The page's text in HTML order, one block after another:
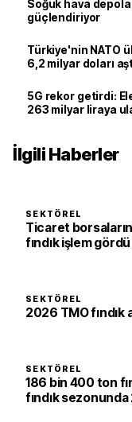
Soğuk hava
güçlendiriyor
Türkiye'nin NATO
6,2 milyar doları
5G rekor getirdi:
263 milyar liraya
İlgili Haberler
SEKTÖREL
Ticaret
fındık işlem gördü
SEKTÖREL
2026 TMO fındık
SEKTÖREL
186 bin 400 ton
fındık